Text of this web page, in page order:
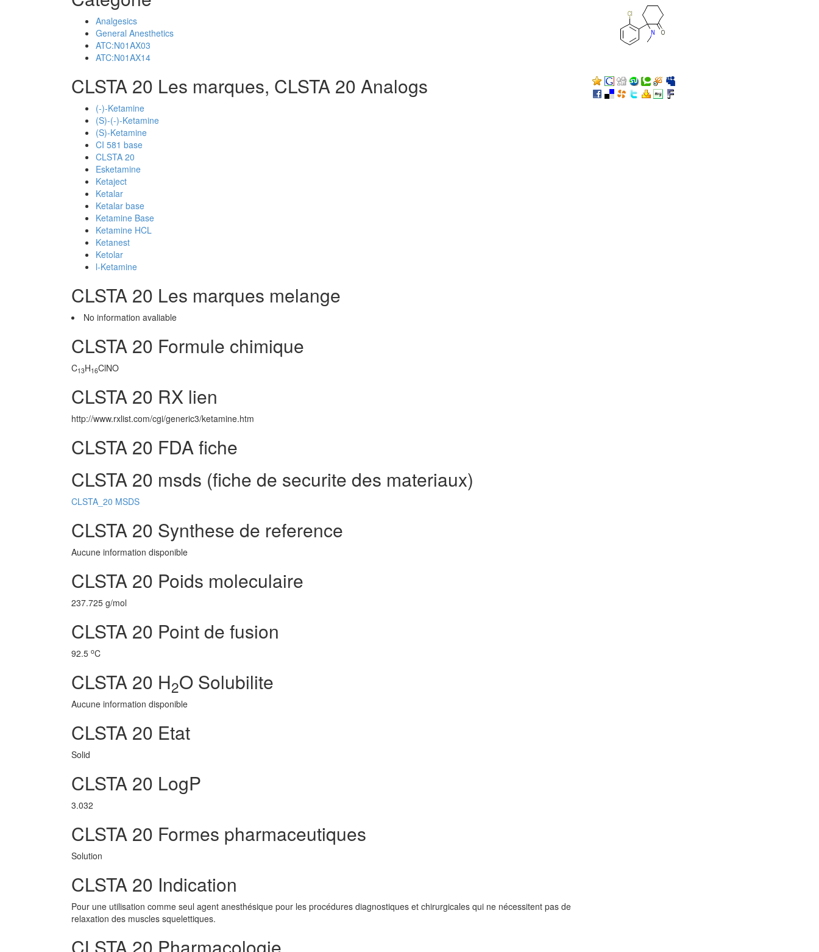
Analgesics
General Anesthetics
ATC:N01AX03
ATC:N01AX14
CLSTA 20 Les marques, CLSTA 20 Analogs
(-)-Ketamine
(S)-(-)-Ketamine
(S)-Ketamine
CI 581 base
CLSTA 20
Esketamine
Ketaject
Ketalar
Ketalar base
Ketamine Base
Ketamine HCL
Ketanest
Ketolar
l-Ketamine
CLSTA 20 Les marques melange
No information avaliable
CLSTA 20 Formule chimique
C13H16ClNO
CLSTA 20 RX lien
http://www.rxlist.com/cgi/generic3/ketamine.htm
CLSTA 20 FDA fiche
CLSTA 20 msds (fiche de securite des materiaux)
CLSTA_20 MSDS
CLSTA 20 Synthese de reference
Aucune information disponible
CLSTA 20 Poids moleculaire
237.725 g/mol
CLSTA 20 Point de fusion
92.5 oC
CLSTA 20 H2O Solubilite
Aucune information disponible
CLSTA 20 Etat
Solid
CLSTA 20 LogP
3.032
CLSTA 20 Formes pharmaceutiques
Solution
CLSTA 20 Indication
Pour une utilisation comme seul agent anesthésique pour les procédures diagnostiques et chirurgicales qui ne nécessitent pas de
relaxation des muscles squelettiques.